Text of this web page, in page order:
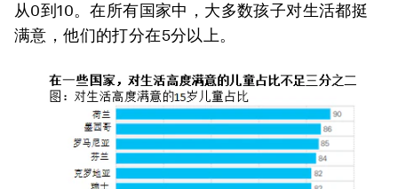
从0到10。在所有国家中，大多数孩子对生活都挺
满意，他们的打分在5分以上。